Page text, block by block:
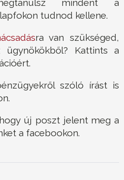
mindent a
tudnod kellene.
ra van szükséged,
Kattints a
szóló írást is
új poszt jelent meg a
a facebookon.